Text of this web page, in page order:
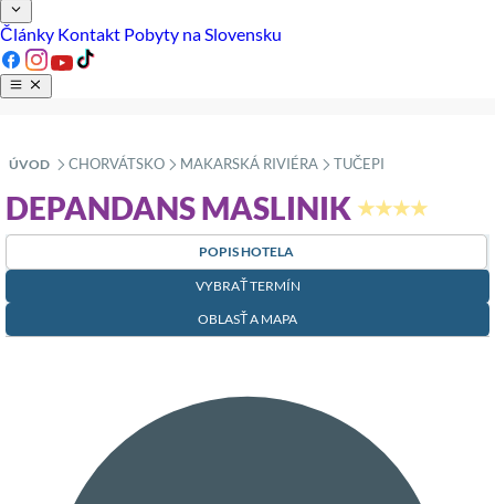
Články Kontakt Pobyty na Slovensku
ÚVOD »
CHORVÁTSKO »
MAKARSKÁ RIVIÉRA »
TUČEPI
DEPANDANS MASLINIK ★★★★
POPIS HOTELA
VYBRAŤ TERMÍN
OBLASŤ A MAPA